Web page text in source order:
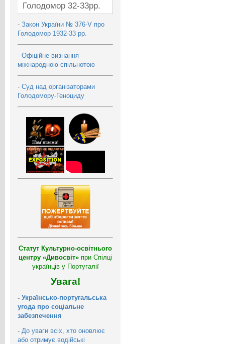
Голодомор 32-33рр.
- Закон України № 376-V про
Голодомор 1932-33 рр.
- Офіційне визнання
міжнародною спільнотою
- Суд над організаторами
Голодомору-Геноциду
Статут Культурно-освітнього
центру «Дивосвіт» при Спілці
українців у Португалії
Увага!
- Українсько-португальська
угода про соціальне
забезпечення
- До уваги всіх, хто оновлює
або отримує водійські